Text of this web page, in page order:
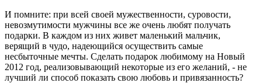
И помните: при всей своей мужественности, суровости,
невозмутимости мужчины все же очень любят получать
подарки. В каждом из них живет маленький мальчик,
верящий в чудо, надеющийся осуществить самые
несбыточные мечты. Сделать подарок любимому на Новый
2012 год, реализовывающий некоторые из его желаний, - не
лучший ли способ показать свою любовь и привязанность?